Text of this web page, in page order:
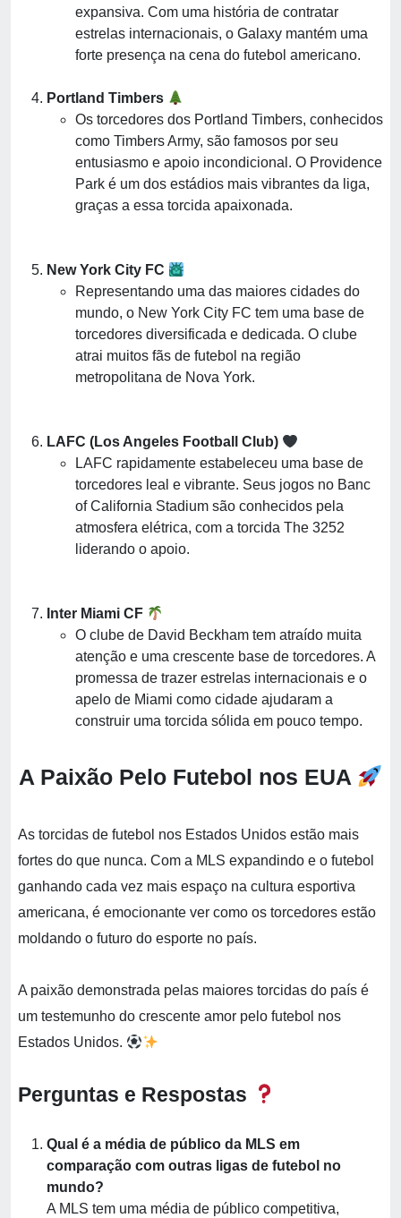
expansiva. Com uma história de contratar
estrelas internacionais, o Galaxy mantém uma
forte presença na cena do futebol americano.
Portland Timbers
Os torcedores dos Portland Timbers, conhecidos
como Timbers Army, são famosos por seu
entusiasmo e apoio incondicional. O Providence
Park é um dos estádios mais vibrantes da liga,
graças a essa torcida apaixonada.
New York City FC
Representando uma das maiores cidades do
mundo, o New York City FC tem uma base de
torcedores diversificada e dedicada. O clube
atrai muitos fãs de futebol na região
metropolitana de Nova York.
LAFC (Los Angeles Football Club)
LAFC rapidamente estabeleceu uma base de
torcedores leal e vibrante. Seus jogos no Banc
of California Stadium são conhecidos pela
atmosfera elétrica, com a torcida The 3252
liderando o apoio.
Inter Miami CF
O clube de David Beckham tem atraído muita
atenção e uma crescente base de torcedores. A
promessa de trazer estrelas internacionais e o
apelo de Miami como cidade ajudaram a
construir uma torcida sólida em pouco tempo.
A Paixão Pelo Futebol nos EUA
As torcidas de futebol nos Estados Unidos estão mais
fortes do que nunca. Com a MLS expandindo e o futebol
ganhando cada vez mais espaço na cultura esportiva
americana, é emocionante ver como os torcedores estão
moldando o futuro do esporte no país.
A paixão demonstrada pelas maiores torcidas do país é
um testemunho do crescente amor pelo futebol nos
Estados Unidos.
Perguntas e Respostas
Qual é a média de público da MLS em
comparação com outras ligas de futebol no
mundo?
A MLS tem uma média de público competitiva,